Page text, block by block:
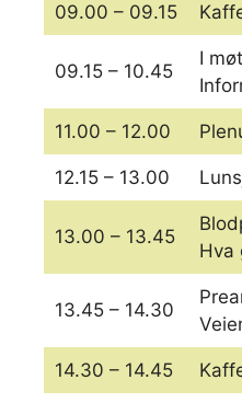
09.00 – 09.15
09.15 – 10.45
I
11.00 – 12.00
12.15 – 13.00
13.00 – 13.45
Hva
13.45 – 14.30
14.30 – 14.45